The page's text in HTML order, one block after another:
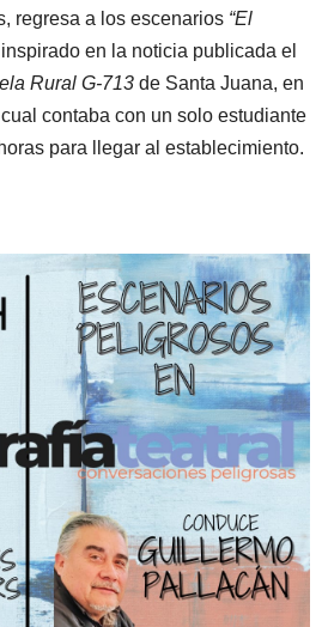
regresa a los escenarios “El
en la noticia publicada el
Rural G-713 de Santa Juana, en
contaba con un solo estudiante
para llegar al establecimiento.